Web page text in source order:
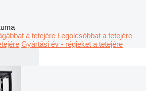
a tetejére Legolcsóbbat a tetejére
Gyártási év - régieket a tetejére